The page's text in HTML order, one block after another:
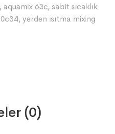
, aquamix 63c, sabit sıcaklık
, yerden ısıtma mixing
(0)